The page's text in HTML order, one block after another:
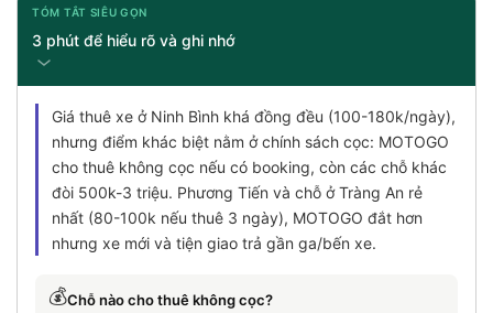
TÓM TẮT SIÊU GỌN
3 phút để hiểu rõ và ghi nhớ
Giá thuê xe ở Ninh Bình khá đồng đều (100-180k/ngày),
nhưng điểm khác biệt nằm ở chính sách cọc: MOTOGO
cho thuê không cọc nếu có booking, còn các chỗ khác
đòi 500k-3 triệu. Phương Tiến và chỗ ở Tràng An rẻ
nhất (80-100k nếu thuê 3 ngày), MOTOGO đắt hơn
nhưng xe mới và tiện giao trả gần ga/bến xe.
💰Chỗ nào cho thuê không cọc?